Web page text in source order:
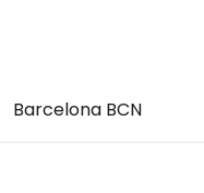
Barcelona BCN